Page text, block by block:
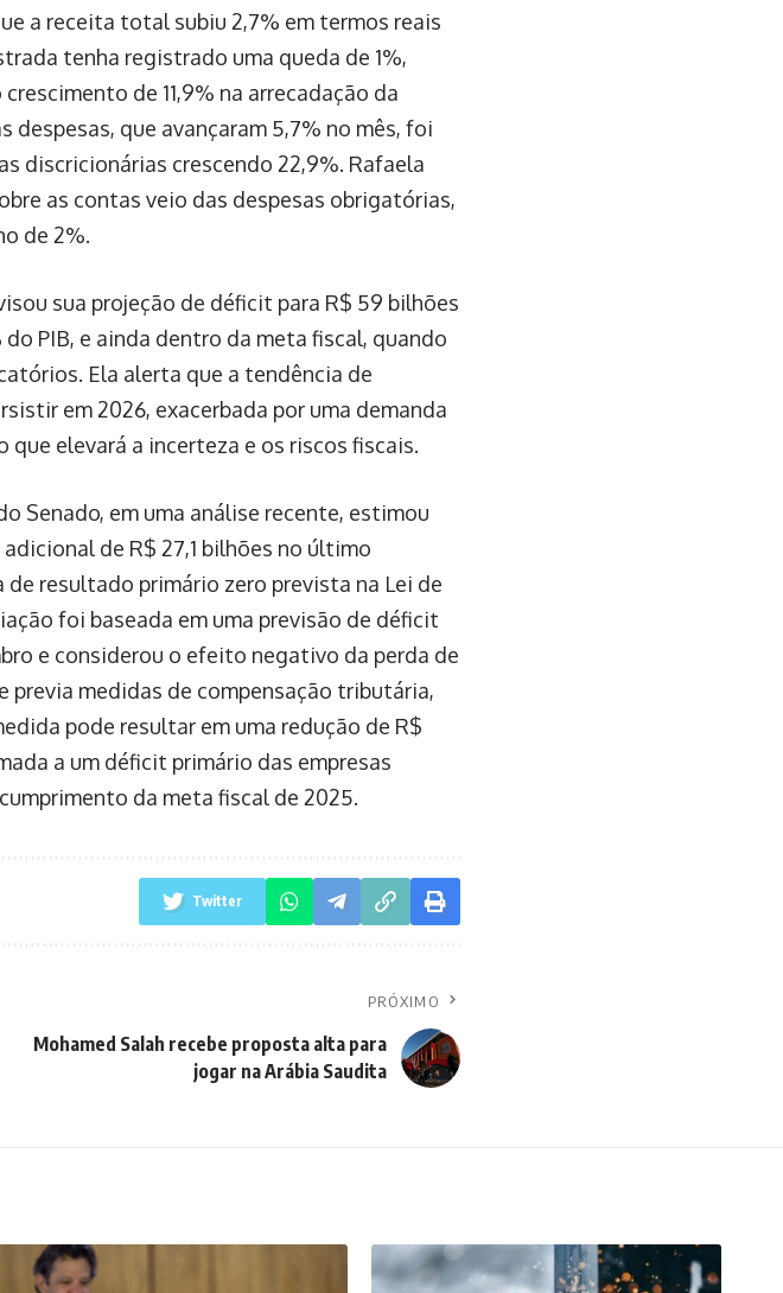
a receita total subiu 2,7% em termos reais
tenha registrado uma queda de 1%,
de 11,9% na arrecadação da
que avançaram 5,7% no mês, foi
discricionárias crescendo 22,9%. Rafaela
as contas veio das despesas obrigatórias,
de 2%.
sua projeção de déficit para R$ 59 bilhões
PIB, e ainda dentro da meta fiscal, quando
Ela alerta que a tendência de
em 2026, exacerbada por uma demanda
elevará a incerteza e os riscos fiscais.
Senado, em uma análise recente, estimou
de R$ 27,1 bilhões no último
resultado primário zero prevista na Lei de
foi baseada em uma previsão de déficit
e considerou o efeito negativo da perda de
previa medidas de compensação tributária,
pode resultar em uma redução de R$
a um déficit primário das empresas
da meta fiscal de 2025.
Twitter
PRÓXIMO
Mohamed Salah recebe proposta alta para
jogar na Arábia Saudita